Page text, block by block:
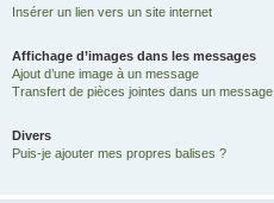
Insérer un lien vers un site internet
Affichage d’images dans les messages
Ajout d’une image à un message
Transfert de pièces jointes dans un message
Divers
Puis-je ajouter mes propres balises ?